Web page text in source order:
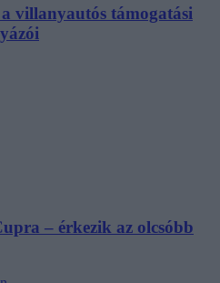
villanyautós támogatási
– érkezik az olcsóbb